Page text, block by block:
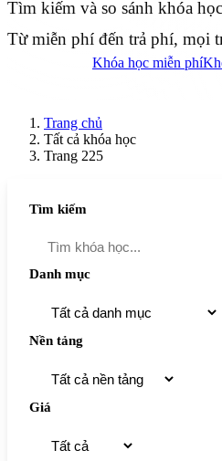
Tìm kiếm và so sánh khóa
Từ miễn phí đến trả phí, mọi
Khóa học miễn phí
Trang chủ
Tất cả khóa học
Trang 225
Tìm kiếm
Danh mục
Nền tảng
Giá